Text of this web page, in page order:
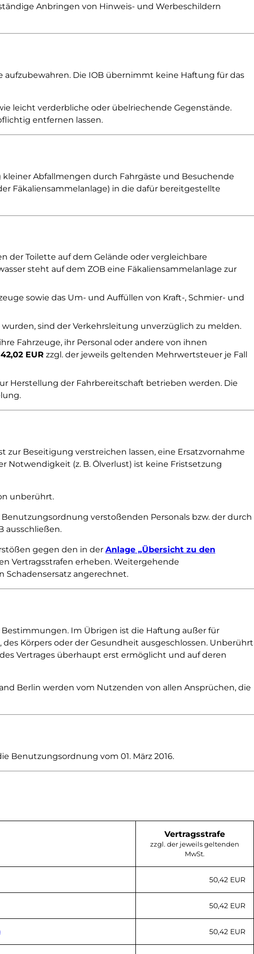
Anbringen von Hinweis- und Werbeschildern
aufzubewahren. Die IOB übernimmt keine Haftung für das
leicht verderbliche oder übelriechende Gegenstände.
entfernen lassen.
Abfallmengen durch Fahrgäste und Besuchende
Fäkaliensammelanlage) in die dafür bereitgestellte
der Toilette auf dem Gelände oder vergleichbare
steht auf dem ZOB eine Fäkaliensammelanlage zur
sowie das Um- und Auffüllen von Kraft-, Schmier- und
sind der Verkehrsleitung unverzüglich zu melden.
Fahrzeuge, ihr Personal oder andere von ihnen
42,02 EUR zzgl. der jeweils geltenden Mehrwertsteuer je Fall
Herstellung der Fahrbereitschaft betrieben werden. Die
Beseitigung verstreichen lassen, eine Ersatzvornahme
Notwendigkeit (z. B. Ölverlust) ist keine Fristsetzung
unberührt.
verstoßenden Personals bzw. der durch
ausschließen.
gegen den in der Anlage „Übersicht zu den
Vertragsstrafen erheben. Weitergehende
Schadensersatz angerechnet.
Bestimmungen. Im Übrigen ist die Haftung außer für
Körpers oder der Gesundheit ausgeschlossen. Unberührt
Vertrages überhaupt erst ermöglicht und auf deren
Berlin werden vom Nutzenden von allen Ansprüchen, die
Benutzungsordnung vom 01. März 2016.
Vertrags­strafe
zzgl. der jeweils geltenden
MwSt.
50,42 EUR
50,42 EUR
50,42 EUR